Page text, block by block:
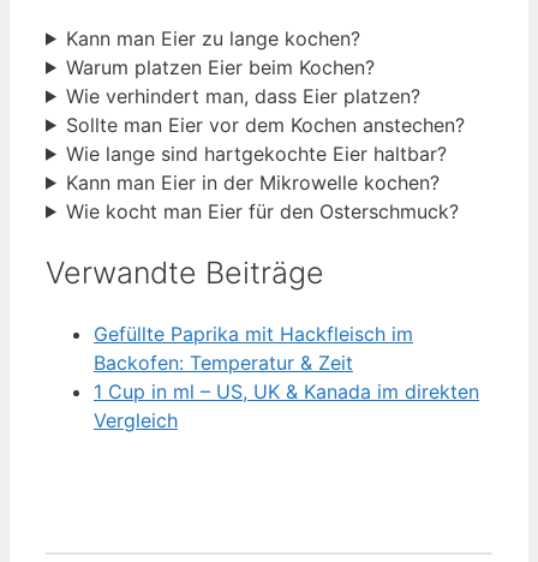
Kann man Eier zu lange kochen?
Warum platzen Eier beim Kochen?
Wie verhindert man, dass Eier platzen?
Sollte man Eier vor dem Kochen anstechen?
Wie lange sind hartgekochte Eier haltbar?
Kann man Eier in der Mikrowelle kochen?
Wie kocht man Eier für den Osterschmuck?
Verwandte Beiträge
Gefüllte Paprika mit Hackfleisch im
Backofen: Temperatur & Zeit
1 Cup in ml – US, UK & Kanada im direkten
Vergleich